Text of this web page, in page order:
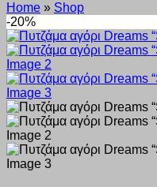
Home » Shop
-20%